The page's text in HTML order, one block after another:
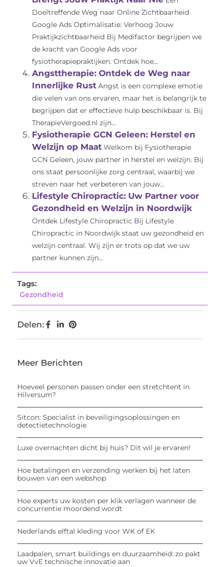
Doeltreffende Weg naar Online Zichtbaarheid
Google Ads Optimalisatie: Verhoog Jouw
Praktijkzichtbaarheid Bij Medifactor begrijpen we
de kracht van Google Ads voor
fysiotherapiepraktijken. Ontdek hoe...
Angsttherapie: Ontdek de Weg naar
Innerlijke Rust Angst is een complexe emotie
die velen van ons ervaren, maar het is belangrijk te
begrijpen dat er effectieve hulp beschikbaar is. Bij
TherapieVergoed.nl zijn...
Fysiotherapie GCN Geleen: Herstel en
Welzijn op Maat Welkom bij Fysiotherapie
GCN Geleen, jouw partner in herstel en welzijn. Bij
ons staat persoonlijke zorg centraal, waarbij we
streven naar het verbeteren van jouw...
Lifestyle Chiropractic: Uw Partner voor
Gezondheid en Welzijn in Noordwijk
Ontdek Lifestyle Chiropractic Bij Lifestyle
Chiropractic in Noordwijk staat uw gezondheid en
welzijn centraal. Wij zijn er trots op dat we uw
partner kunnen zijn...
Tags:
Gezondheid
Delen:
Meer Berichten
Hoeveel personen passen onder een stretchtent in
Hilversum?
Sitcon: Specialist in beveiligingsoplossingen en
detectietechnologie
Luxe overnachten dicht bij huis? Dit wil je ervaren!
Hoe betalingen en verzending werken bij het laten
bouwen van een webshop
Hoe experts uw kosten per klik verlagen wanneer de
concurrentie moordend wordt
Nederlands elftal kleding voor WK of EK
Laadpalen, smart buildings en duurzaamheid: zo pakt
uw VvE technische innovatie aan